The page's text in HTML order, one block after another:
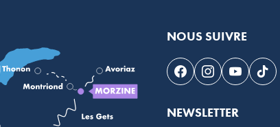
NOUS SUIVRE
Suivez-nous sur
Suivez-nous
Suivez-
NEWSLETTER